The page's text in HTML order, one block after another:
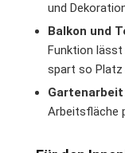
und
Balkon und
Funktion
spart so Platz
Arbeitsfläche